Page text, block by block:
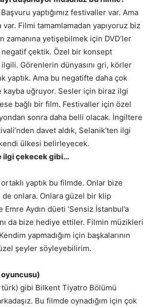
yaptığımız festivaller var. Ama
var. Filmi tamamlamadan yapıyoruz biz
zamanına yetişebilmek için DVD’ler
negatif çektik. Özel bir konsept
ilgili. Görenlerin dünyasını gri, körler
yaptık. Ama bu negatifte daha çok
kayba uğruyor. Sesler için biraz ilgi
bağlı bir film. Festivaller için özel
sonra daha belli olacak. İngiltere
davet aldık, Selanik’ten ilgi
ülkesi belirleyecek.
ilgi çekecek gibi…
yaptık bu filmde. Onlar bize
onlara. Onlara güzel bir klip
Emre Aydın düeti ‘Sensiz İstanbul’a
da bize hediye ettiler. Filmin müzikleri
yapmadığım için başkalarının
şeyler söyleyebilirim.
gibi Bilkent Tiyatro Bölümü
Bu filmde oynadığım için çok